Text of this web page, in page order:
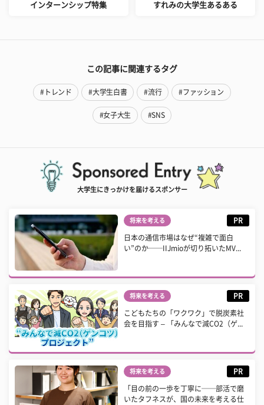
インターンシップ特集 すれみの大学生あるある
この記事に関連するタグ
#トレンド #大学生白書 #流行 #ファッション
#女子大生 #SNS
大学生にきっかけを届けるスポンサー
将来を考える PR
日本の通信市場はなぜ“複雑で面白
い”のか──IIJmioが切り拓いたMV...
将来を考える PR
こどもたちの「ワクワク」で脱炭素社
会を目指す – 「みんなで減CO2（ゲ...
将来を考える PR
「目の前の一歩を丁寧に──部活で磨
いたタフネスが、国の未来を考える仕